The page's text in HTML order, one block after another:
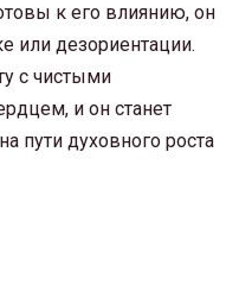
к его влиянию, он
или дезориентации.
с чистыми
и он станет
духовного роста